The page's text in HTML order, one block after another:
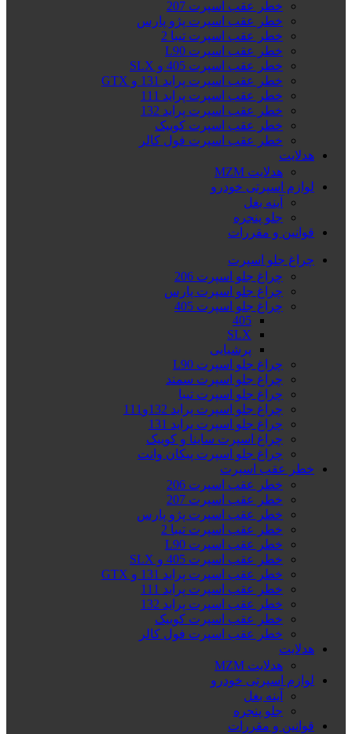
خطر عقب اسپرت 207
خطر عقب اسپرت پژو پارس
خطر عقب اسپرت تیبا 2
خطر عقب اسپرت L90
خطر عقب اسپرت 405 و SLX
خطر عقب اسپرت پراید 131 و GTX
خطر عقب اسپرت پراید 111
خطر عقب اسپرت پراید 132
خطر عقب اسپرت کوییک
خطر عقب اسپرت فول کالر
هدلایت
هدلایت MZM
لوازم اسپرتی خودرو
آینه بغل
جلو پنجره
قوانین و مقررات
چراغ جلو اسپرت
چراغ جلو اسپرت 206
چراغ جلو اسپرت پارس
چراغ جلو اسپرت 405
405
SLX
پرشیایی
چراغ جلو اسپرت L90
چراغ جلو اسپرت سمند
چراغ جلو اسپرت تیبا
چراغ جلو اسپرت پراید 132و111
چراغ جلو اسپرت پراید 131
چراغ اسپرت ساینا و کوییک
چراغ جلو اسپرت پیکان وانت
خطر عقب اسپرت
خطر عقب اسپرت 206
خطر عقب اسپرت 207
خطر عقب اسپرت پژو پارس
خطر عقب اسپرت تیبا 2
خطر عقب اسپرت L90
خطر عقب اسپرت 405 و SLX
خطر عقب اسپرت پراید 131 و GTX
خطر عقب اسپرت پراید 111
خطر عقب اسپرت پراید 132
خطر عقب اسپرت کوییک
خطر عقب اسپرت فول کالر
هدلایت
هدلایت MZM
لوازم اسپرتی خودرو
آینه بغل
جلو پنجره
قوانین و مقررات